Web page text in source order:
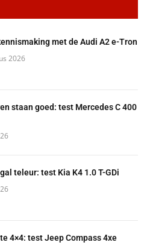
met de Audi A2 e-Tron
2026
staan goed: test Mercedes C 400
teleur: test Kia K4 1.0 T-GDi
4×4: test Jeep Compass 4xe